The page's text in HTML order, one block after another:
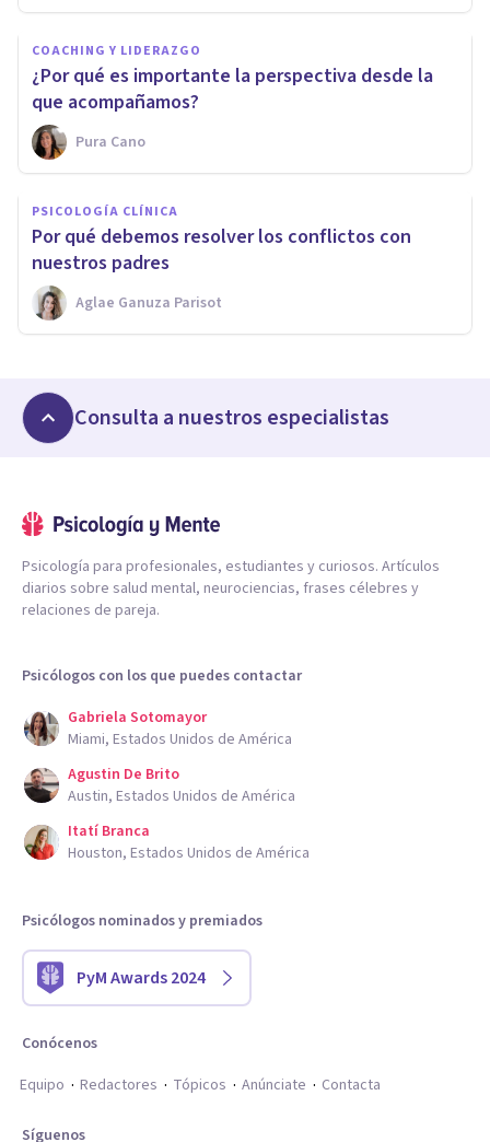
COACHING Y LIDERAZGO
¿Por qué es importante la perspectiva desde la
que acompañamos?
Pura Cano
PSICOLOGÍA CLÍNICA
Por qué debemos resolver los conflictos con
nuestros padres
Aglae Ganuza Parisot
Consulta a nuestros especialistas
Psicología para profesionales, estudiantes y curiosos. Artículos
diarios sobre salud mental, neurociencias, frases célebres y
relaciones de pareja.
Psicólogos con los que puedes contactar
Gabriela Sotomayor
Miami, Estados Unidos de América
Agustin De Brito
Austin, Estados Unidos de América
Itatí Branca
Houston, Estados Unidos de América
Psicólogos nominados y premiados
PyM Awards 2024
Conócenos
Equipo
Redactores Tópicos Anúnciate Contacta
Síguenos